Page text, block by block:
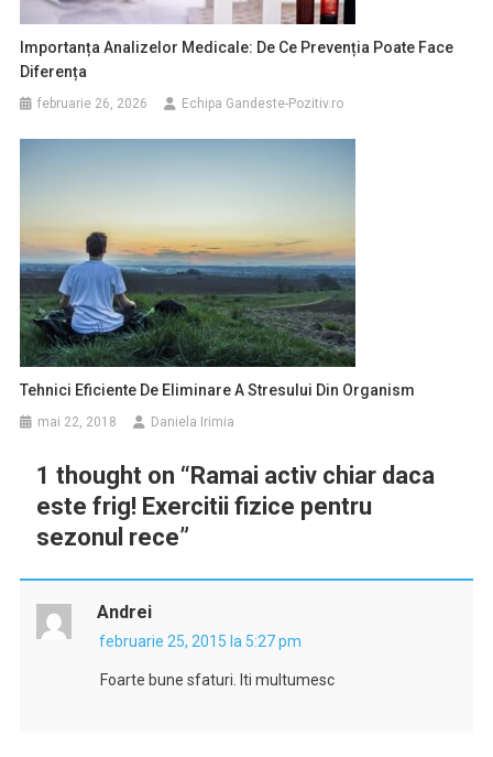
Importanța Analizelor Medicale: De Ce Prevenția Poate Face
Diferența
februarie 26, 2026 Echipa Gandeste-Pozitiv.ro
Tehnici Eficiente De Eliminare A Stresului Din Organism
mai 22, 2018 Daniela Irimia
1 thought on “ Ramai activ chiar daca
este frig! Exercitii fizice pentru
sezonul rece”
Andrei
februarie 25, 2015 la 5:27 pm
Foarte bune sfaturi. Iti multumesc